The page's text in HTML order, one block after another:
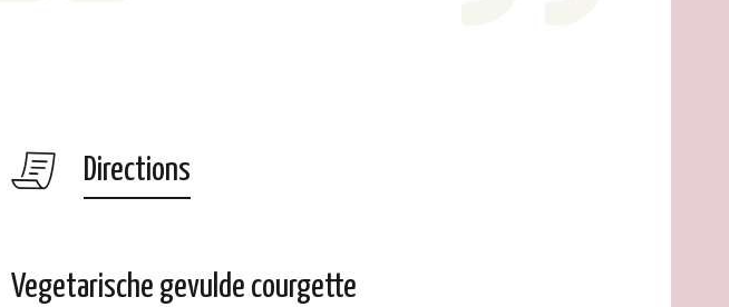
Directions
Vegetarische gevulde courgette